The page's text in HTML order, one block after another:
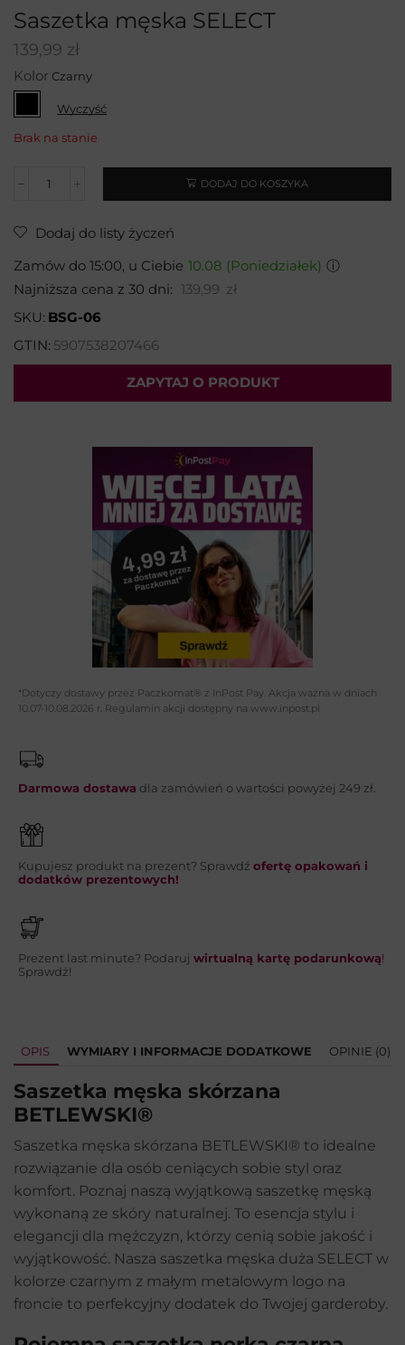
Saszetka męska SELECT
139,99 zł
Kolor
Wyczyść
Brak na stanie
DODAJ DO KOSZYKA
Dodaj do listy życzeń
Zamów do 15:00, u Ciebie 10.08 (Poniedziałek) ⓘ
Najniższa cena z 30 dni:
139,99 zł
SKU: BSG-06
GTIN: 5907538207466
ZAPYTAJ O PRODUKT
Wybierz temat:
Imię i nazwisko*:
Adres email*:
Wiadomość*:
WYŚLIJ
*Dotyczy dostawy przez Paczkomat® z InPost Pay. Akcja ważna w dniach
10.07-10.08.2026 r. Regulamin akcji dostępny na www.inpost.pl
Darmowa dostawa dla zamówień o wartości powyżej 249 zł.
Kupujesz produkt na prezent? Sprawdź ofertę opakowań i
dodatków prezentowych!
Prezent last minute? Podaruj wirtualną kartę podarunkową!
Sprawdź!
OPIS WYMIARY I INFORMACJE DODATKOWE OPINIE (0)
Saszetka męska skórzana
BETLEWSKI®
Saszetka męska skórzana BETLEWSKI® to idealne
rozwiązanie dla osób ceniących sobie styl oraz
komfort. Poznaj naszą wyjątkową saszetkę męską
wykonaną ze skóry naturalnej. To esencja stylu i
elegancji dla mężczyzn, którzy cenią sobie jakość i
wyjątkowość. Nasza saszetka męska duża SELECT w
kolorze czarnym z małym metalowym logo na
froncie to perfekcyjny dodatek do Twojej garderoby.